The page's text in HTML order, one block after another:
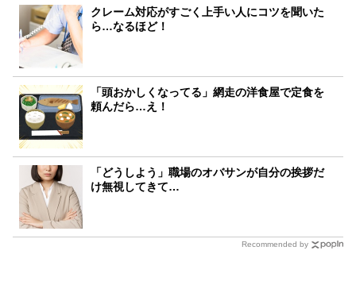
クレーム対応がすごく上手い人にコツを聞いた
ら…なるほど！
「頭おかしくなってる」網走の洋食屋で定食を
頼んだら…え！
「どうしよう」職場のオバサンが自分の挨拶だ
け無視してきて…
Recommended by